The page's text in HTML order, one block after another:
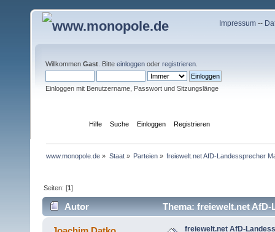
Impressum--
Willkommen Gast . Bitte einloggen oder registrieren
Einloggen mit Benutzername, Passwort und Sitzungslänge
Hilfe Suche Einloggen Registrieren
www.monopole.de » Staat» Parteien» freiewelt.net AfD-Landessprecher
Seiten: [1]
Autor
Thema: freiewelt.net
(Gelesen 18492 mal)
freiewelt.net AfD-